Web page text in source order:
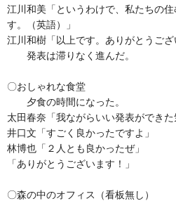
江川和美「というわけで、私たちの
す。（英語）」
江川和樹「以上です。ありがとうござ
発表は滞りなく進んだ。
〇おしゃれな食堂
夕食の時間になった。
太田春奈「我ながらいい発表ができた
井口文「すごく良かったですよ」
林博也「２人とも良かったぜ」
「ありがとうございます！」
〇森の中のオフィス（看板無し）